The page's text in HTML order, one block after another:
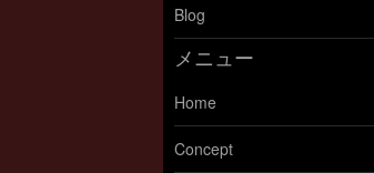
Blog
メニュー
Home
Concept